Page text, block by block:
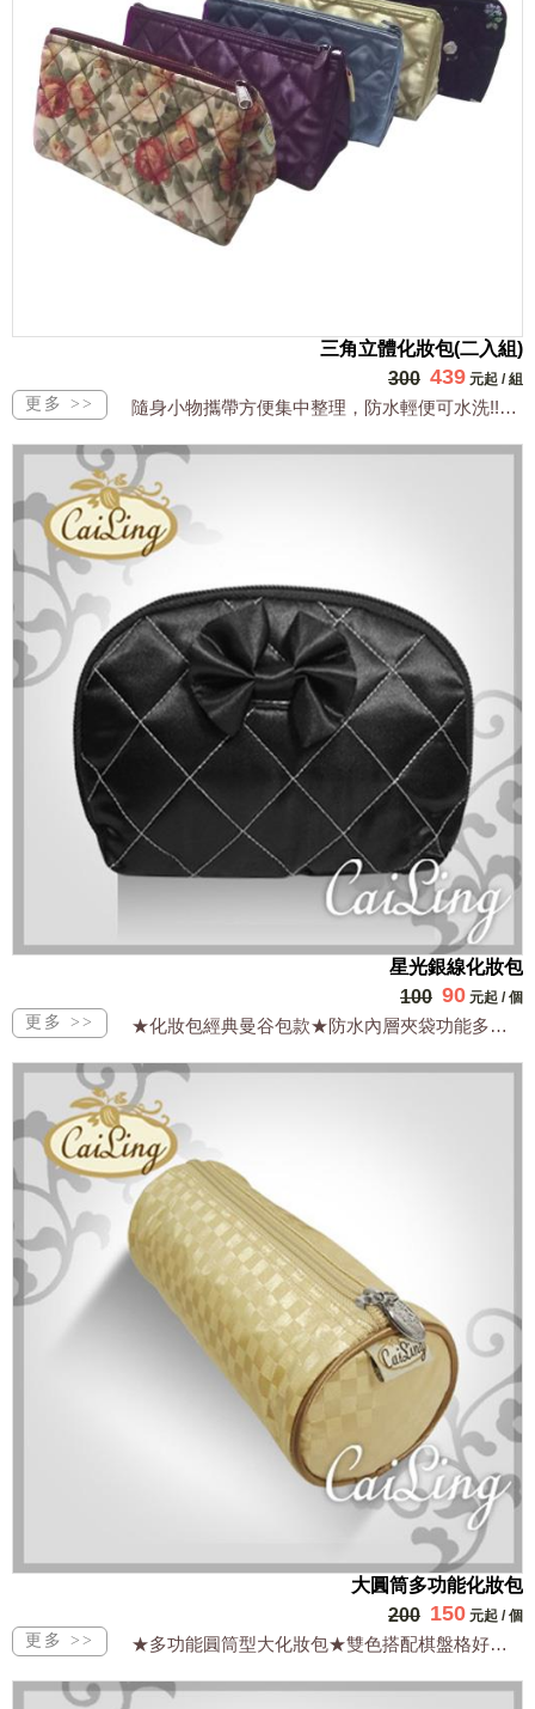
三角立體化妝包(二入組)
300 439 元起 /組
隨身小物攜帶方便集中整理，防水輕便可水洗!!尺寸：18*10*底寬6CM材質：棉...
星光銀線化妝包
100 90 元起 /個
★化妝包經典曼谷包款★防水內層夾袋功能多★大容量輕質量超實用
大圓筒多功能化妝包
200 150 元起 /個
★多功能圓筒型大化妝包★雙色搭配棋盤格好風采★防水輕便實用時尚亮眼